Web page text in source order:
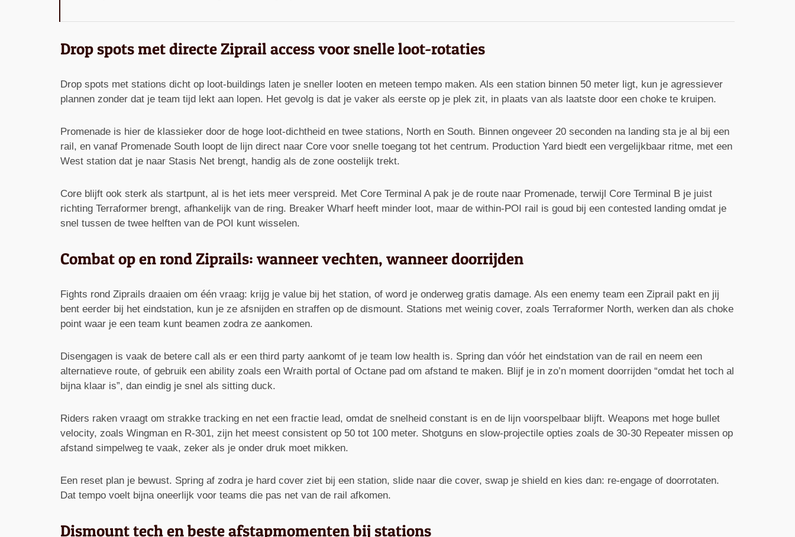
Drop spots met directe Ziprail access voor snelle loot-rotaties
Drop spots met stations dicht op loot-buildings laten je sneller looten en meteen tempo maken. Als een station binnen 50 meter ligt, kun je agressiever
plannen zonder dat je team tijd lekt aan lopen. Het gevolg is dat je vaker als eerste op je plek zit, in plaats van als laatste door een choke te kruipen.
Promenade is hier de klassieker door de hoge loot-dichtheid en twee stations, North en South. Binnen ongeveer 20 seconden na landing sta je al bij een
rail, en vanaf Promenade South loopt de lijn direct naar Core voor snelle toegang tot het centrum. Production Yard biedt een vergelijkbaar ritme, met een
West station dat je naar Stasis Net brengt, handig als de zone oostelijk trekt.
Core blijft ook sterk als startpunt, al is het iets meer verspreid. Met Core Terminal A pak je de route naar Promenade, terwijl Core Terminal B je juist
richting Terraformer brengt, afhankelijk van de ring. Breaker Wharf heeft minder loot, maar de within-POI rail is goud bij een contested landing omdat je
snel tussen de twee helften van de POI kunt wisselen.
Combat op en rond Ziprails: wanneer vechten, wanneer doorrijden
Fights rond Ziprails draaien om één vraag: krijg je value bij het station, of word je onderweg gratis damage. Als een enemy team een Ziprail pakt en jij
bent eerder bij het eindstation, kun je ze afsnijden en straffen op de dismount. Stations met weinig cover, zoals Terraformer North, werken dan als choke
point waar je een team kunt beamen zodra ze aankomen.
Disengagen is vaak de betere call als er een third party aankomt of je team low health is. Spring dan vóór het eindstation van de rail en neem een
alternatieve route, of gebruik een ability zoals een Wraith portal of Octane pad om afstand te maken. Blijf je in zo’n moment doorrijden “omdat het toch al
bijna klaar is”, dan eindig je snel als sitting duck.
Riders raken vraagt om strakke tracking en net een fractie lead, omdat de snelheid constant is en de lijn voorspelbaar blijft. Weapons met hoge bullet
velocity, zoals Wingman en R-301, zijn het meest consistent op 50 tot 100 meter. Shotguns en slow-projectile opties zoals de 30-30 Repeater missen op
afstand simpelweg te vaak, zeker als je onder druk moet mikken.
Een reset plan je bewust. Spring af zodra je hard cover ziet bij een station, slide naar die cover, swap je shield en kies dan: re-engage of doorrotaten.
Dat tempo voelt bijna oneerlijk voor teams die pas net van de rail afkomen.
Dismount tech en beste afstapmomenten bij stations